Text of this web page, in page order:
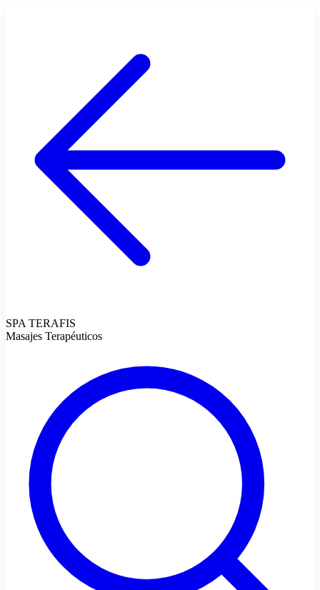
SPA TERAFIS
Masajes Terapéuticos